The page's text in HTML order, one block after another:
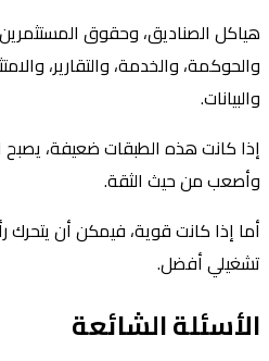
هياكل الصناديق، وحقوق
والحوكمة، والخدمة، والتقارير،
والبيانات.
إذا كانت هذه الطبقات ضعيفة،
وأصعب من حيث الثقة.
أما إذا كانت قوية، فيمكن أن
تشغيلي أفضل.
الأسئلة الشائعة